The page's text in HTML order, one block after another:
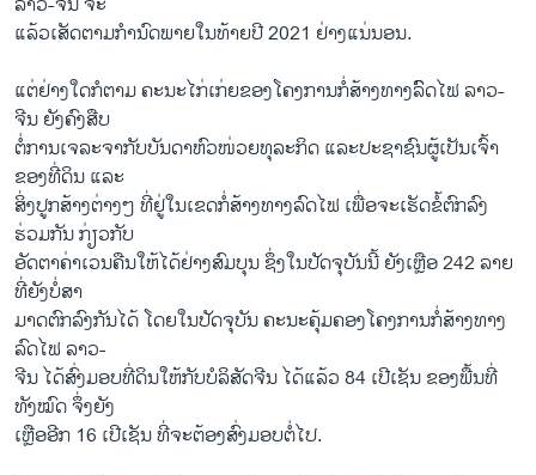
ແລ້ວເສັດຕາມກຳນົດພາຍໃນທ້າຍປີ 2021 ຢ່າງແນ່ນອນ.
ແຕ່ຢ່າງໃດກໍຕາມ ຄະນະໄກ່ເກ່ຍຂອງໂຄງການກໍ່ສ້າງທາງລົົດໄຟ ລາວ-
ຈີນ ຍັງຄົງສືບ
ຕໍ່ການເຈລະຈາກັບບັນດາຫົວໜ່ວຍທຸລະກິດ ແລະປະຊາຊົນຜູ້ເປັນເຈົ້າ
ຂອງທີ່ດິນ ແລະ
ສິ່ງປູກສ້າງຕ່າງໆ ທີ່ຢູ່ໃນເຂດກໍ່ສ້າງທາງລົດໄຟ ເພື່ອຈະເຮັດຂໍ້ຕົກລົງ
ຮ່ວມກັນ ກ່ຽວກັບ
ອັດຕາຄ່າເວນຄືນໃຫ້ໄດ້ຢ່າງສົມບຸນ ຊຶ່ງໃນປັດຈຸບັນນີ້ ຍັງເຫຼືອ 242 ລາຍ
ທີ່ຍັງບໍ່ສາ
ມາດຕົກລົງກັນໄດ້ ໂດຍໃນປັດຈຸບັນ ຄະນະຄຸ້ມຄອງໂຄງການກໍ່ສ້າງທາງ
ລົດໄຟ ລາວ-
ຈີນ ໄດ້ສົ່ງມອບທີ່ດິນໃຫ້ກັບບໍລິສັດຈີນ ໄດ້ແລ້ວ 84 ເປີເຊັນ ຂອງພື້ນທີ່
ທັງໝົດ ຈຶ່ງຍັງ
ເຫຼືອອີກ 16 ເປີເຊັນ ທີ່ຈະຕ້ອງສົ່ງມອບຕໍ່ໄປ.